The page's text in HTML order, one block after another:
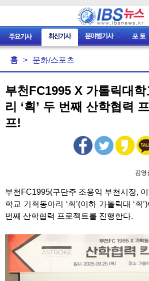
홈 > 문화/스포츠
부천FC1995 X 가톨릭대
리 ‘획’ 두 번째 산학협력
프!
김영
부천FC1995(구단주 조용익 부천시장,
학교 기획동아리 ‘획’(이하 가톨릭대 ‘획
번째 산학협력 프로젝트를 진행한다.